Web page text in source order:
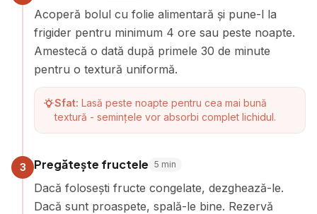
Acoperă bolul cu folie alimentară și pune-l la
frigider pentru minimum 4 ore sau peste noapte.
Amestecă o dată după primele 30 de minute
pentru o textură uniformă.
Sfat: Lasă peste noapte pentru cea mai bună
textură - semințele vor absorbi complet lichidul.
3 Pregătește fructele 5 min
Dacă folosești fructe congelate, dezghează-le.
Dacă sunt proaspete, spală-le bine. Rezervă